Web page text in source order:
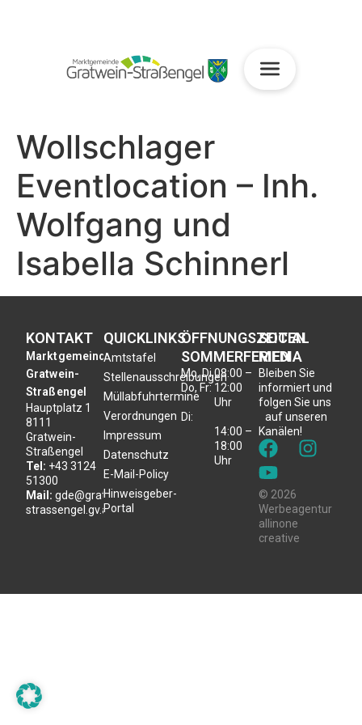
Wollschlager
Eventlocation – Inh.
Wolfgang und
Isabella Schinnerl
KONTAKT
Marktgemeinde
Gratwein-
Straßengel
Hauptplatz 1
8111
Gratwein-
Straßengel
Tel: +43 3124
51300
Mail: gde@gratwein-
strassengel.gv.at
QUICKLINKS
Amtstafel
Stellenausschreibungen
Müllabfuhrtermine
Verordnungen
Impressum
Datenschutz
E-Mail-Policy
Hinweisgeber-
Portal
ÖFFNUNGSZEITEN
SOMMERFERIEN
Mo, Di,
Do, Fr:
Di:
08:00 –
12:00
Uhr
14:00 –
18:00
Uhr
SOCIAL
MEDIA
Bleiben Sie
informiert und
folgen Sie uns
auf unseren
Kanälen!
© 2026
Werbeagentur
allinone
creative